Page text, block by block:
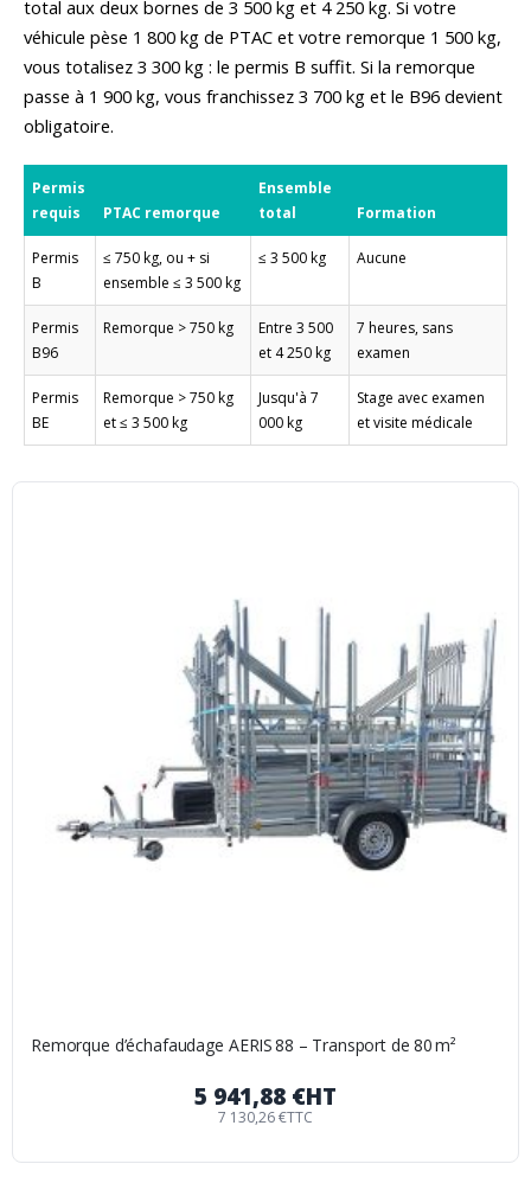
total aux deux bornes de 3 500 kg et 4 250 kg. Si votre
véhicule pèse 1 800 kg de PTAC et votre remorque 1 500 kg,
vous totalisez 3 300 kg : le permis B suffit. Si la remorque
passe à 1 900 kg, vous franchissez 3 700 kg et le B96 devient
obligatoire.
Permis
requis
PTAC remorque
Ensemble
total
Formation
Permis
B
≤ 750 kg, ou + si
ensemble ≤ 3 500 kg
≤ 3 500 kg Aucune
Permis
B96
Remorque > 750 kg
Entre 3 500
et 4 250 kg
7 heures, sans
examen
Permis
BE
Remorque > 750 kg
et ≤ 3 500 kg
Jusqu'à 7
000 kg
Stage avec examen
et visite médicale
Remorque d’échafaudage AERIS 88 – Transport de 80 m²
5 941,88 €HT
7 130,26 €TTC